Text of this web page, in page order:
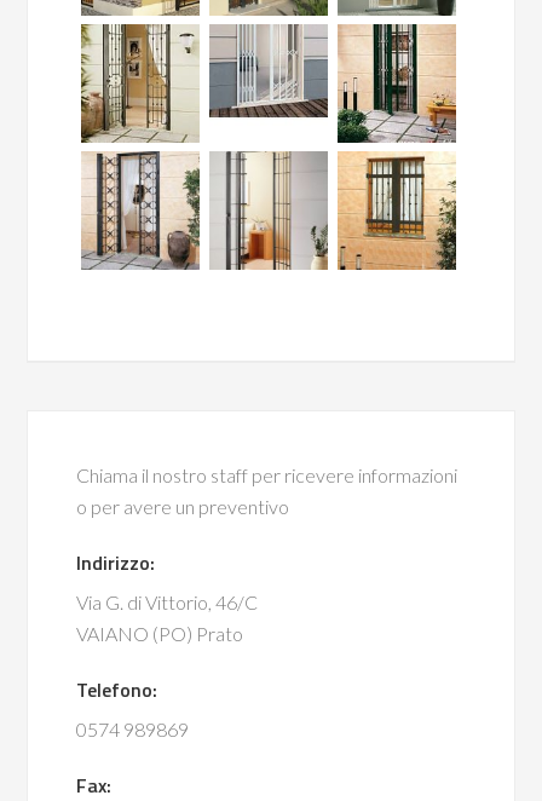
Chiama il nostro staff per ricevere informazioni
o per avere un preventivo
Indirizzo:
Via G. di Vittorio, 46/C
VAIANO (PO) Prato
Telefono:
0574 989869
Fax: